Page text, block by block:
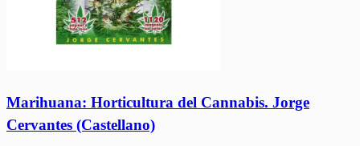
Marihuana: Horticultura del Cannabis. Jorge
Cervantes (Castellano)